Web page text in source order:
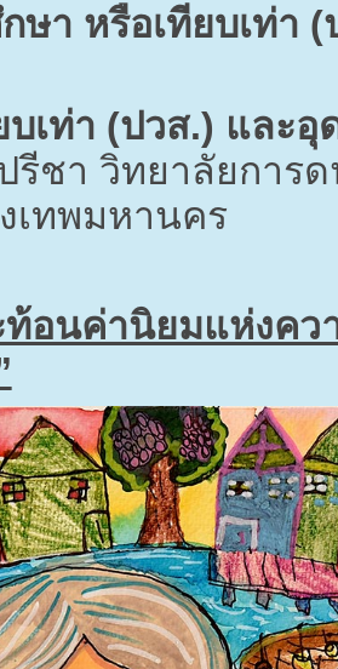
า หรือเทียบเท่า (
เท่า (ปวส.) และอุ
ชา วิทยาลัยการ
เทพมหานคร
อนค่านิยมแห่งค